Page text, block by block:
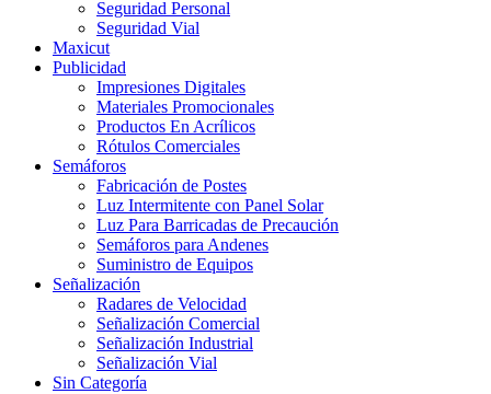
Seguridad Personal
Seguridad Vial
Maxicut
Publicidad
Impresiones Digitales
Materiales Promocionales
Productos En Acrílicos
Rótulos Comerciales
Semáforos
Fabricación de Postes
Luz Intermitente con Panel Solar
Luz Para Barricadas de Precaución
Semáforos para Andenes
Suministro de Equipos
Señalización
Radares de Velocidad
Señalización Comercial
Señalización Industrial
Señalización Vial
Sin Categoría